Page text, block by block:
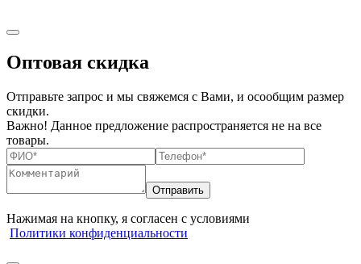
Оптовая скидка
Отправьте запрос и мы свяжемся с Вами, и осообщим размер
скидки.
Важно! Данное предложение распространяется не на все
товары.
Нажимая на кнопку, я согласен с условиями
Политики конфиденциальности